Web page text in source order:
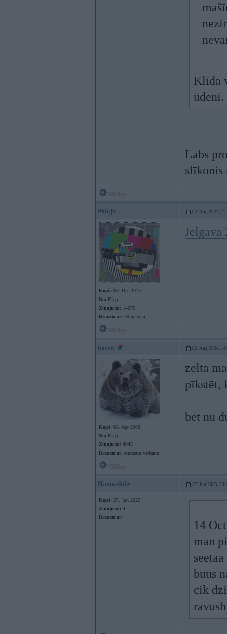
Klīda
ūdenī.
Labs
slīkonis
968-jk 02. Aug 2024,
Kopš: 08. Dec 2013
No: Rīga
Ziņojumi: 14076
Braucu ar: 30niekiem
Jelgava
karro 02. Aug 2024,
Kopš: 08. Apr 2003
No: Rīga
Ziņojumi: 4945
Braucu ar: studentu variantu
zelta
pīkstēt,
bet nu
Hannadobr 27. Jun 2025,
Kopš: 27. Jun 2025
Ziņojumi: 4
Braucu ar:
14
man
buus
cik